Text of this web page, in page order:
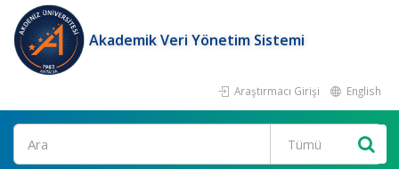
Akademik Veri Yönetim Sistemi
Araştırmacı Girişi English
Ara